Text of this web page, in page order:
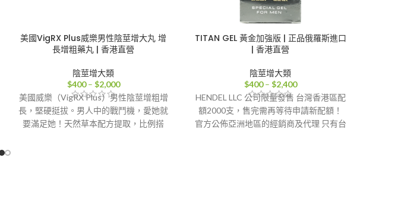
美國VigRX Plus威樂男性陰莖增大丸 增
長增粗藥丸 | 香港直營
陰莖增大類
$400 – $2,000價
格
範
圍：
$400
美國威樂（VigRX Plus）男性陰莖增粗增
長，堅硬挺拔。男人中的戰鬥機，愛她就
要滿足她！天然草本配方提取，比例搭
TITAN GEL 黃金加強版 | 正品俄羅斯進口
| 香港直營
陰莖增大類
$400 – $2,400價
格
範
圍：
$400
HENDEL LLC 公司限量發售 台灣香港區配
額2000支，售完需再等待申請新配額！
官方公佈亞洲地區的經銷商及代理 只有台